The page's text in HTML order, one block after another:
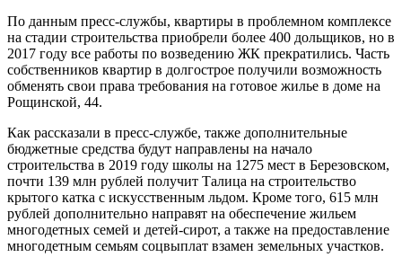
По данным пресс-службы, квартиры в проблемном комплексе
на стадии строительства приобрели более 400 дольщиков, но в
2017 году все работы по возведению ЖК прекратились. Часть
собственников квартир в долгострое получили возможность
обменять свои права требования на готовое жилье в доме на
Рощинской, 44.
Как рассказали в пресс-службе, также дополнительные
бюджетные средства будут направлены на начало
строительства в 2019 году школы на 1275 мест в Березовском,
почти 139 млн рублей получит Талица на строительство
крытого катка с искусственным льдом. Кроме того, 615 млн
рублей дополнительно направят на обеспечение жильем
многодетных семей и детей-сирот, а также на предоставление
многодетным семьям соцвыплат взамен земельных участков.